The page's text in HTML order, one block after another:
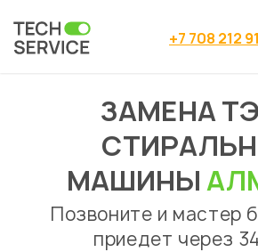
+7 708 212
Сервисный центр
Ремонт стиральных
Замена ТЭНа
ЗАМЕНА
МАШИНЫ
Позвоните и мастер
приедет через